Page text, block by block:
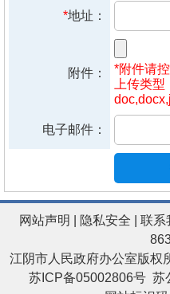
*地址：
附件：
*附件请
上传类型
电子邮件：
网站声明 隐私安全 联系
江阴市人民政府办公室版权
苏ICP备05002806号 苏